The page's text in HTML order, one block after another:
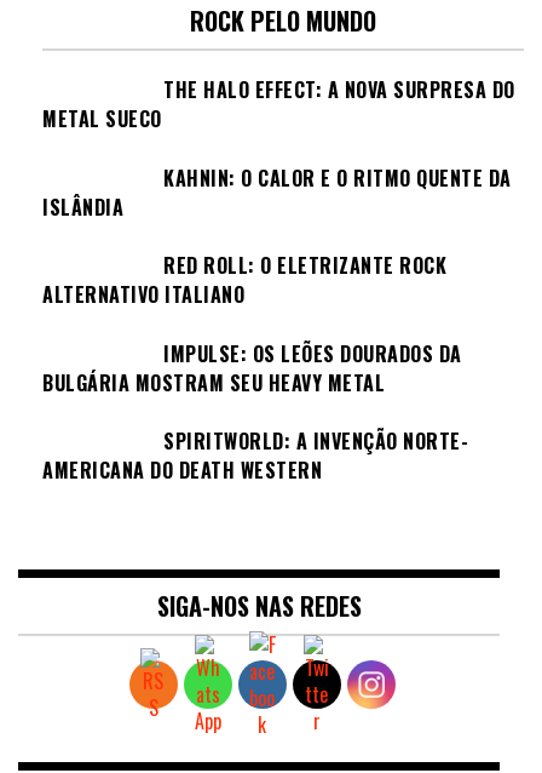
ROCK PELO MUNDO
THE HALO EFFECT: A NOVA SURPRESA DO
METAL SUECO
KAHNIN: O CALOR E O RITMO QUENTE DA
ISLÂNDIA
RED ROLL: O ELETRIZANTE ROCK
ALTERNATIVO ITALIANO
IMPULSE: OS LEÕES DOURADOS DA
BULGÁRIA MOSTRAM SEU HEAVY METAL
SPIRITWORLD: A INVENÇÃO NORTE-
AMERICANA DO DEATH WESTERN
SIGA-NOS NAS REDES